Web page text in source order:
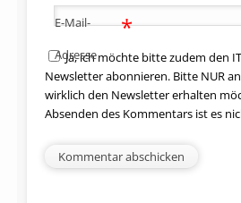
E-Mail-
Adresse
*
Ja, ich möchte bitte zudem den
Newsletter abonnieren. Bitte NUR
wirklich den Newsletter erhalten
Absenden des Kommentars ist es